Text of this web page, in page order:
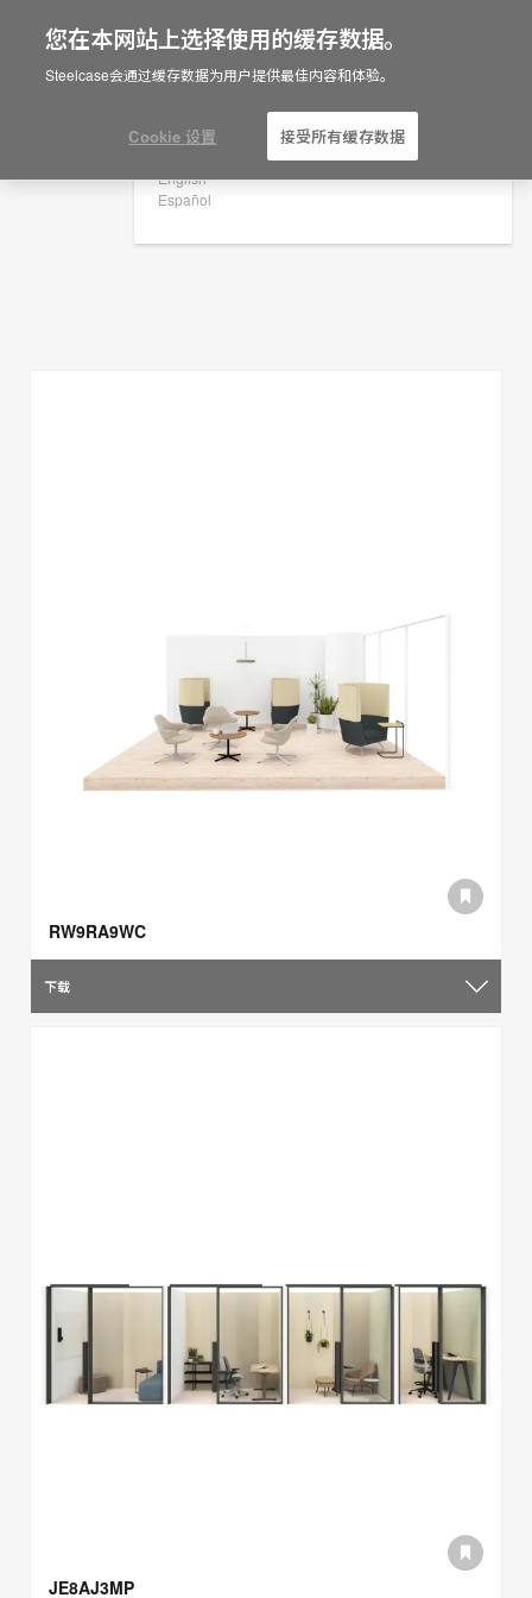
Are you in United States?
English
Español
规划创意
展示过滤器
RW9RA9WC
下载
JE8AJ3MP
您在本网站上选择使用的缓存数据。
Steelcase会通过缓存数据为用户提供最佳内容和体验。
Cookie 设置 接受所有缓存数据